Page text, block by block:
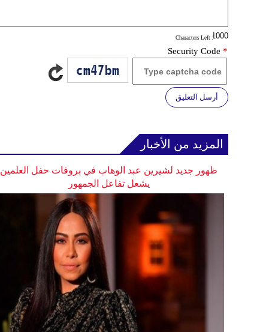
: Characters Left
Security Code *
أرسل التعليق
المزيد من الأخبار
ظهور جديد لشيرين عبد الوهاب في بروفات حفل العلمين
يشعل تفاعل الجمهور